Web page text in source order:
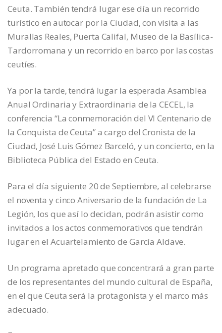
Ceuta. También tendrá lugar ese día un recorrido
turístico en autocar por la Ciudad, con visita a las
Murallas Reales, Puerta Califal, Museo de la Basílica-
Tardorromana y un recorrido en barco por las costas
ceutíes.
Ya por la tarde, tendrá lugar la esperada Asamblea
Anual Ordinaria y Extraordinaria de la CECEL, la
conferencia “La conmemoración del VI Centenario de
la Conquista de Ceuta” a cargo del Cronista de la
Ciudad, José Luis Gómez Barceló, y un concierto, en la
Biblioteca Pública del Estado en Ceuta.
Para el día siguiente 20 de Septiembre, al celebrarse
el noventa y cinco Aniversario de la fundación de La
Legión, los que así lo decidan, podrán asistir como
invitados a los actos conmemorativos que tendrán
lugar en el Acuartelamiento de García Aldave.
Un programa apretado que concentrará a gran parte
de los representantes del mundo cultural de España,
en el que Ceuta será la protagonista y el marco más
adecuado.